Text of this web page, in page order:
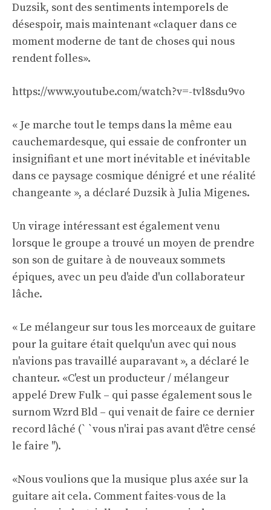
Duzsik, sont des sentiments intemporels de
désespoir, mais maintenant «claquer dans ce
moment moderne de tant de choses qui nous
rendent folles».
https://www.youtube.com/watch?v=-tvl8sdu9vo
« Je marche tout le temps dans la même eau
cauchemardesque, qui essaie de confronter un
insignifiant et une mort inévitable et inévitable
dans ce paysage cosmique dénigré et une réalité
changeante », a déclaré Duzsik à Julia Migenes.
Un virage intéressant est également venu
lorsque le groupe a trouvé un moyen de prendre
son son de guitare à de nouveaux sommets
épiques, avec un peu d'aide d'un collaborateur
lâche.
« Le mélangeur sur tous les morceaux de guitare
pour la guitare était quelqu'un avec qui nous
n'avions pas travaillé auparavant », a déclaré le
chanteur. «C'est un producteur / mélangeur
appelé Drew Fulk – qui passe également sous le
surnom Wzrd Bld – qui venait de faire ce dernier
record lâché (` `vous n'irai pas avant d'être censé
le faire '').
«Nous voulions que la musique plus axée sur la
guitare ait cela. Comment faites-vous de la